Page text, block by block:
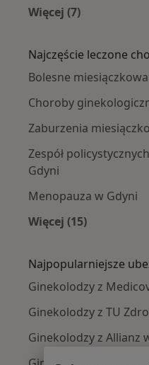
Więcej (7)
Najczęście leczone
Bolesne
Choroby
Zaburzenia
Zespół
Gdyni
Menopauza w Gdyni
Więcej (15)
Najpopularniejsze
Ginekolodzy z
Ginekolodzy z TU
Ginekolodzy z Allianz